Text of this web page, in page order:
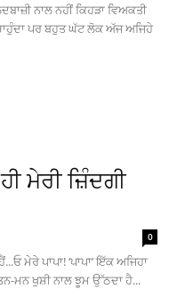
ਨਾਲ ਨਹੀਂ ਕਿਹੜਾ ਵਿਅਕਤੀ
ਪਰ ਬਹੁਤ ਘੱਟ ਲੋਕ ਅੱਜ ਅਜਿਹੇ
ਮੇਰੀ ਜ਼ਿੰਦਗੀ
0
ਮੇਰੇ ਪਾਪਾ! ‘ਪਾਪਾ’ ਇੱਕ ਅਜਿਹਾ
ਮਨ ਖੁਸ਼ੀ ਨਾਲ ਝੂਮ ਉੱਠਦਾ ਹੈ...